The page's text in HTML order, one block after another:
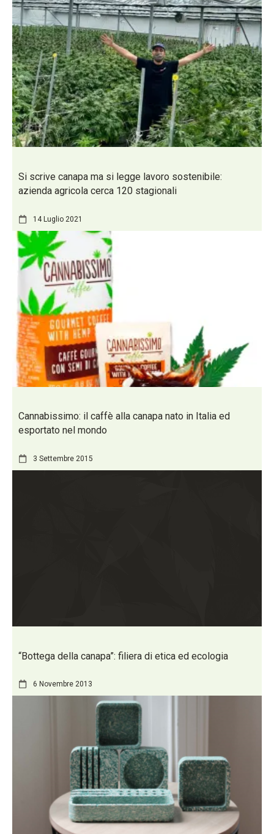
Si scrive canapa ma si legge lavoro sostenibile:
azienda agricola cerca 120 stagionali
14 Luglio 2021
Cannabissimo: il caffè alla canapa nato in Italia ed
esportato nel mondo
3 Settembre 2015
“Bottega della canapa”: filiera di etica ed ecologia
6 Novembre 2013